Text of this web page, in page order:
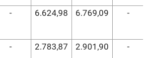
- 6.624,98 6.769,09 -
- 2.783,87 2.901,90 -